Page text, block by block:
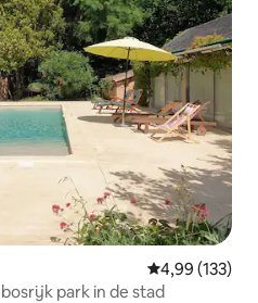
Gemiddelde
4,99 (133)
park in de stad